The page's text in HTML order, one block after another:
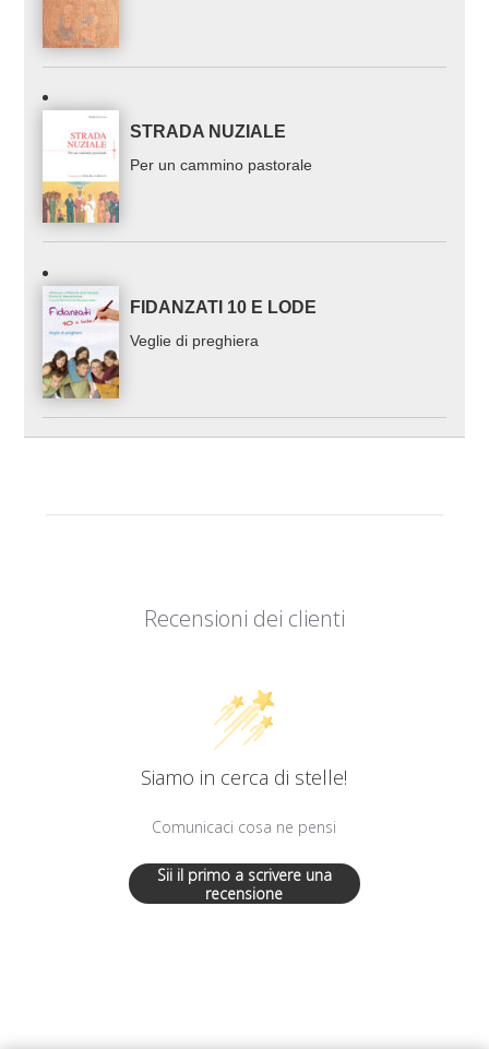
STRADA NUZIALE
Per un cammino pastorale
FIDANZATI 10 E LODE
Veglie di preghiera
Recensioni dei clienti
Siamo in cerca di stelle!
Comunicaci cosa ne pensi
Sii il primo a scrivere una
recensione